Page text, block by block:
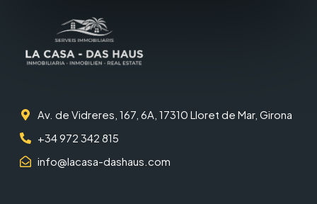
Av. de Vidreres, 167, 6A, 17310 Lloret de Mar, Girona
+34 972 342 815
info@lacasa-dashaus.com